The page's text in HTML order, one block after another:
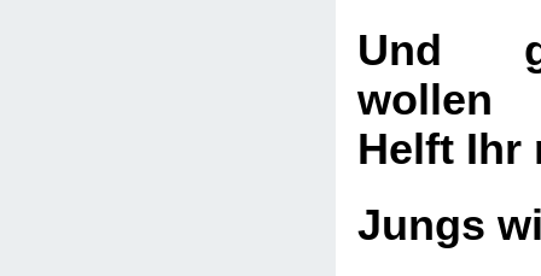
Und
wollen
Helft Ihr
Jungs